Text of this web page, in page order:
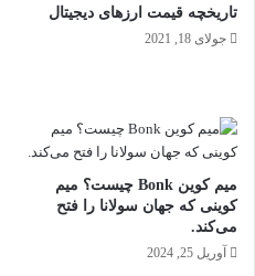
تاریخچه قیمت ارزهای دیجیتال
جولای 18, 2021
میم کوین Bonk چیست؟ میم
کوینی که جهان سولانا را فتح
می‌کند.
آوریل 25, 2024